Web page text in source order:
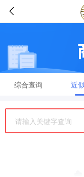
综合查询 近